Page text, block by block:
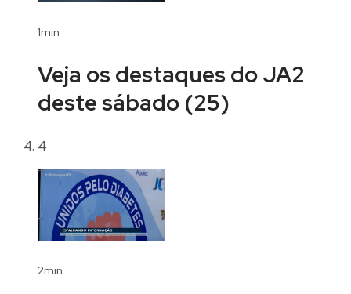
1min
Veja os destaques do JA2
deste sábado (25)
4
2min